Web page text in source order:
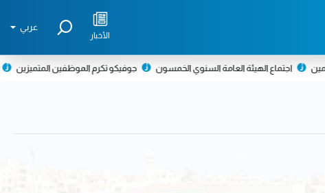
عربي
الأخبار
اجتماع الهيئة العامة السنوي الخمسون جوفيكو تكرم الموظفين المتميزين